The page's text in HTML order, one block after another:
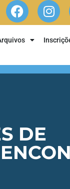
DE